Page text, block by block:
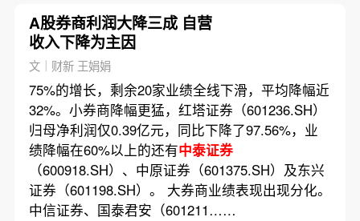
A股券商利润大降三成 自营
收入下降为主因
文｜财新 王娟娟
75%的增长，剩余20家业绩全线下滑，平均降幅近
32%。小券商降幅更猛，红塔证券（601236.SH）
归母净利润仅0.39亿元，同比下降了97.56%，业
绩降幅在60%以上的还有中泰证券
（600918.SH）、中原证券（601375.SH）及东兴
证券（601198.SH）。 大券商业绩表现出现分化。
中信证券、国泰君安（601211……